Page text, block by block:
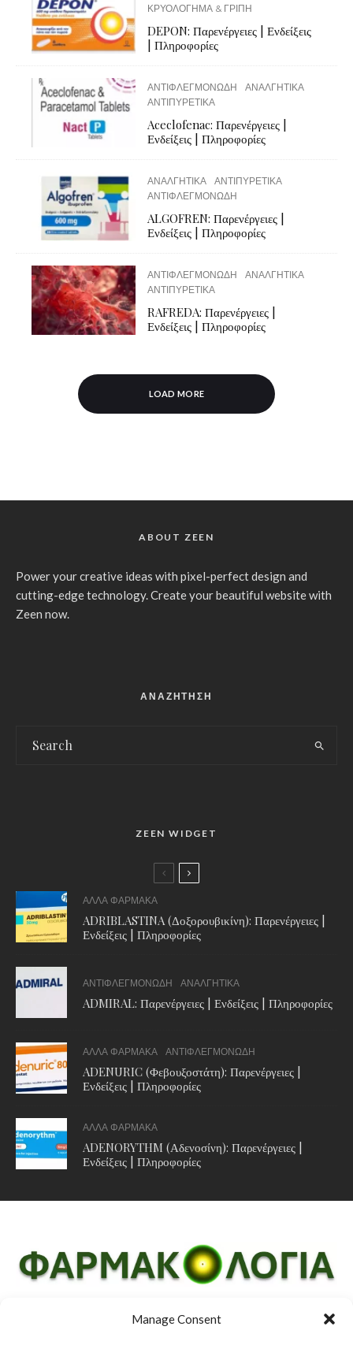
Manage Consent
ΚΡΥΟΛΟΓΗΜΑ & ΓΡΙΠΗ
DEPON: Παρενέργειες | Ενδείξεις
| Πληροφορίες
ΑΝΤΙΦΛΕΓΜΟΝΩΔΗ
ΑΝΑΛΓΗΤΙΚΑ
ΑΝΤΙΠΥΡΕΤΙΚΑ
Aceclofenac: Παρενέργειες |
Ενδείξεις | Πληροφορίες
ΑΝΑΛΓΗΤΙΚΑ
ΑΝΤΙΠΥΡΕΤΙΚΑ
ΑΝΤΙΦΛΕΓΜΟΝΩΔΗ
ALGOFREN: Παρενέργειες |
Ενδείξεις | Πληροφορίες
ΑΝΤΙΦΛΕΓΜΟΝΩΔΗ
ΑΝΑΛΓΗΤΙΚΑ
ΑΝΤΙΠΥΡΕΤΙΚΑ
RAFREDA: Παρενέργειες |
Ενδείξεις | Πληροφορίες
LOAD MORE
ABOUT ZEEN
Power your creative ideas with pixel-perfect design and
cutting-edge technology. Create your beautiful website with
Zeen now.
ΑΝΑΖΗΤΗΣΗ
ZEEN WIDGET
ΑΛΛΑ ΦΑΡΜΑΚΑ
ADRIBLASTINA (Δοξορουβικίνη): Παρενέργειες |
Ενδείξεις | Πληροφορίες
ΑΝΤΙΦΛΕΓΜΟΝΩΔΗ ΑΝΑΛΓΗΤΙΚΑ
ADMIRAL: Παρενέργειες | Ενδείξεις | Πληροφορίες
ΑΛΛΑ ΦΑΡΜΑΚΑ ΑΝΤΙΦΛΕΓΜΟΝΩΔΗ
ADENURIC (Φεβουξοστάτη): Παρενέργειες |
Ενδείξεις | Πληροφορίες
ΑΛΛΑ ΦΑΡΜΑΚΑ
ADENORYTHM (Αδενοσίνη): Παρενέργειες |
Ενδείξεις | Πληροφορίες